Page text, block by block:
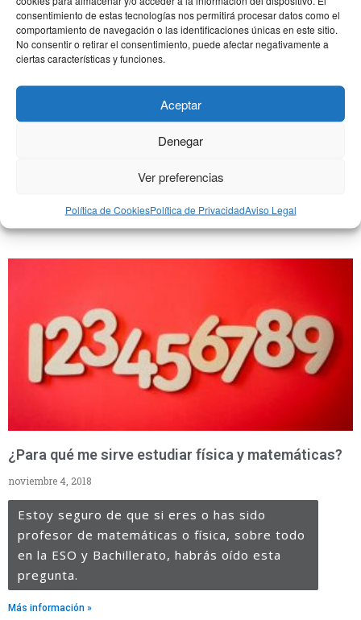
consentimiento de estas tecnologías nos permitirá procesar datos como el
comportamiento de navegación o las identificaciones únicas en este sitio.
No consentir o retirar el consentimiento, puede afectar negativamente a
ciertas características y funciones.
Aceptar
Denegar
Ver preferencias
Política de CookiesPolítica de PrivacidadAviso Legal
FP VS Universidad
Ya estás terminando Bachillerato y te
o Universidad? Desde hace muchos años el
prestigio de la Universidad e
LEER MÁS
Más
¿Para qué me sirve estudiar física y matemáticas?
noviembre 4, 2018
Estoy seguro de que si eres o has sido
profesor de matemáticas o física, sobre todo
en la ESO y Bachillerato, habrás oído esta
pregunta.
Más información »